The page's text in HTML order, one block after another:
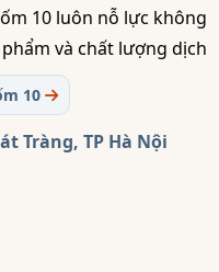
10 luôn nỗ lực không
và chất lượng dịch
10
Tràng, TP Hà Nội